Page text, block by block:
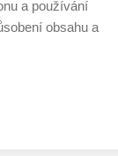
třeba chtít připojit
a používání
obsahu a